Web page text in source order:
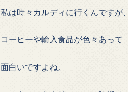
私は時々カルディに行くんですが、
コーヒーや輸入食品が色々あって
面白いですよね。